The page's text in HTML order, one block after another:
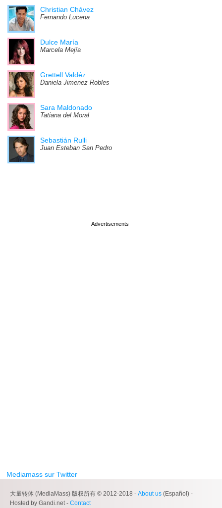
Christian Chávez
Fernando Lucena
Dulce María
Marcela Mejía
Grettell Valdéz
Daniela Jimenez Robles
Sara Maldonado
Tatiana del Moral
Sebastián Rulli
Juan Esteban San Pedro
Mediamass sur Twitter
大量转体 (MediaMass) 版权所有 © 2012-2018 - About us (Español) -
Hosted by Gandi.net - Contact